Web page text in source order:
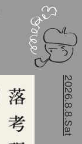
2026.8.8.Sat